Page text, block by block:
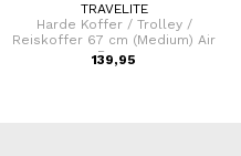
TRAVELITE
Harde Koffer / Trolley /
Reiskoffer 67 cm (Medium) Air
Base
139,95